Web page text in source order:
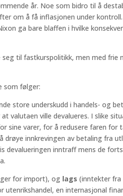
år. Noe som bidro til å
om å få inflasjonen under
ga bare blaffen i hvilke
seg til fastkurspolitikk, men med frie
som følger:
store underskudd i handels- og
valutaen ville devalueres. I slike
sine varer, for å redusere faren for
drøye innkrevingen av betaling fra
devalueringen inntraff mens de
for import), og lags (inntekter fra
utenrikshandel, en internasjonal